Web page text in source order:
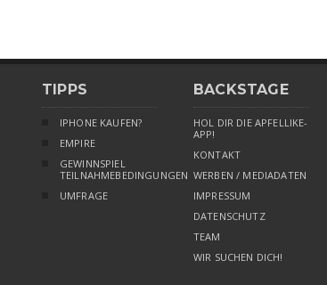
TIPPS
IPHONE KAUFEN?
EMPIRE
GEWINNSPIEL
TEILNAHMEBEDINGUNGEN
UMFRAGE
BACKSTAGE
HOL DIR DIE APFELLIKE-
APP!
KONTAKT
WERBEN / MEDIADATEN
IMPRESSUM
DATENSCHUTZ
TEAM
WIR SUCHEN DICH!